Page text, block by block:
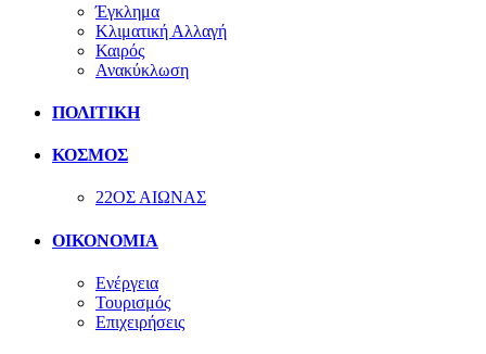
Έγκλημα
Κλιματική Αλλαγή
Καιρός
Ανακύκλωση
ΠΟΛΙΤΙΚΗ
ΚΟΣΜΟΣ
22ΟΣ ΑΙΩΝΑΣ
ΟΙΚΟΝΟΜΙΑ
Ενέργεια
Τουρισμός
Επιχειρήσεις